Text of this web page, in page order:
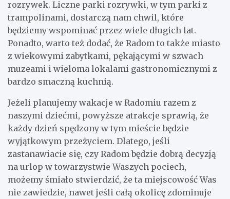
rozrywek. Liczne parki rozrywki, w tym parki z
trampolinami, dostarczą nam chwil, które
będziemy wspominać przez wiele długich lat.
Ponadto, warto też dodać, że Radom to także miasto
z wiekowymi zabytkami, pękającymi w szwach
muzeami i wieloma lokalami gastronomicznymi z
bardzo smaczną kuchnią.
Jeżeli planujemy wakacje w Radomiu razem z
naszymi dziećmi, powyższe atrakcje sprawią, że
każdy dzień spędzony w tym mieście będzie
wyjątkowym przeżyciem. Dlatego, jeśli
zastanawiacie się, czy Radom będzie dobrą decyzją
na urlop w towarzystwie Waszych pociech,
możemy śmiało stwierdzić, że ta miejscowość Was
nie zawiedzie, nawet jeśli całą okolicę zdominuje